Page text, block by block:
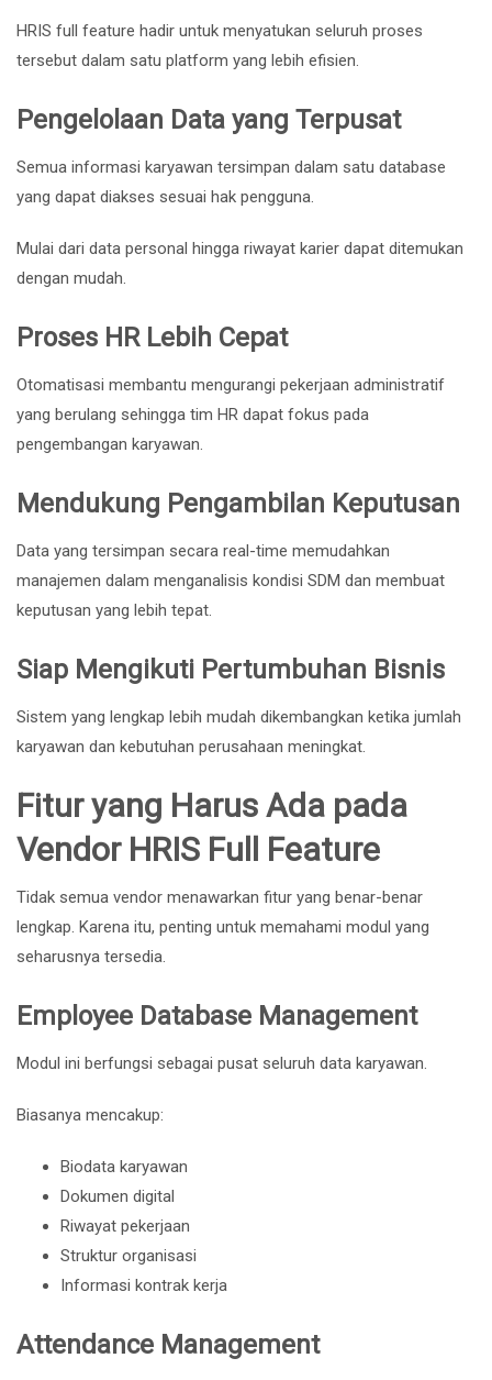
HRIS full feature hadir untuk menyatukan seluruh proses
tersebut dalam satu platform yang lebih efisien.
Pengelolaan Data yang Terpusat
Semua informasi karyawan tersimpan dalam satu database
yang dapat diakses sesuai hak pengguna.
Mulai dari data personal hingga riwayat karier dapat ditemukan
dengan mudah.
Proses HR Lebih Cepat
Otomatisasi membantu mengurangi pekerjaan administratif
yang berulang sehingga tim HR dapat fokus pada
pengembangan karyawan.
Mendukung Pengambilan Keputusan
Data yang tersimpan secara real-time memudahkan
manajemen dalam menganalisis kondisi SDM dan membuat
keputusan yang lebih tepat.
Siap Mengikuti Pertumbuhan Bisnis
Sistem yang lengkap lebih mudah dikembangkan ketika jumlah
karyawan dan kebutuhan perusahaan meningkat.
Fitur yang Harus Ada pada
Vendor HRIS Full Feature
Tidak semua vendor menawarkan fitur yang benar-benar
lengkap. Karena itu, penting untuk memahami modul yang
seharusnya tersedia.
Employee Database Management
Modul ini berfungsi sebagai pusat seluruh data karyawan.
Biasanya mencakup:
Biodata karyawan
Dokumen digital
Riwayat pekerjaan
Struktur organisasi
Informasi kontrak kerja
Attendance Management